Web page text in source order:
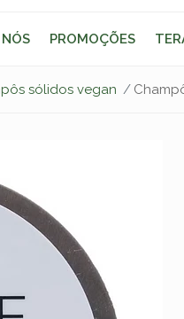
PROMOÇÕES
sólidos vegan